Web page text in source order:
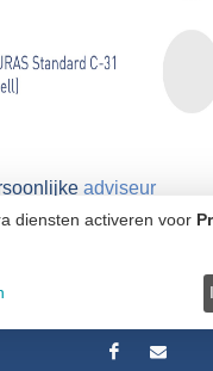
adviseur
diensten activeren voor